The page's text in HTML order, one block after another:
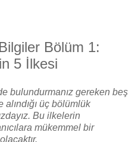
Bölüm 1:
5 İlkesi
bulundurmanız gereken beş
üç bölümlük
Bu ilkelerin
mükemmel bir